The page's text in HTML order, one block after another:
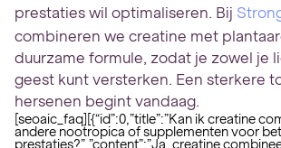
prestaties wil optimaliseren. Bij
combineren we creatine met
duurzame formule, zodat je zowel je
geest kunt versterken. Een sterkere
hersenen begint vandaag.
[seoaic_faq][{“id”:0,”title”:”Kan ik creatine
andere nootropica of supplementen voor
prestaties?”,”content”:”Ja, creatine